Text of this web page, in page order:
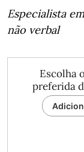
Especialista
não verbal
Escolha
preferida